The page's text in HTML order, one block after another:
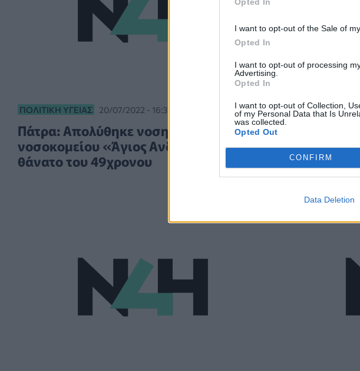
I want to opt-out of the Sale of
Opted In
I want to opt-out of processing
Advertising.
Opted In
I want to opt-out of Collection,
of my Personal Data that Is
was collected.
Opted Out
CONFIRM
Data Deletion
ΠΟΛΙΤΙΚΉ ΥΓΕΊΑΣ 20/07/2022 - 16:37
Πάτρα: Απολύθηκε νοσηλεύτρια του
νοσοκομείου «Άγιος Ανδρέας» για τον
θάνατο του 49χρονου
ΥΠΗΡΕΣΊΕΣ
εμβόλιο
η